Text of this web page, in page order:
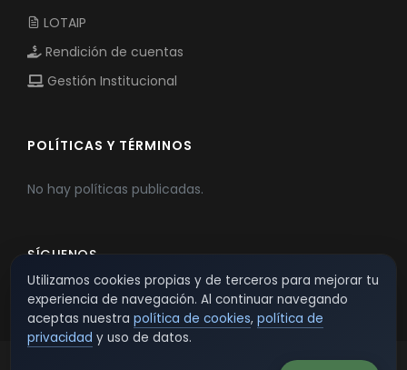
LOTAIP
Rendición de cuentas
Gestión Institucional
POLÍTICAS Y TÉRMINOS
No hay políticas publicadas.
SÍGUENOS
Utilizamos cookies propias y de terceros para mejorar tu
experiencia de navegación. Al continuar navegando
aceptas nuestra política de cookies, política de
privacidad y uso de datos.